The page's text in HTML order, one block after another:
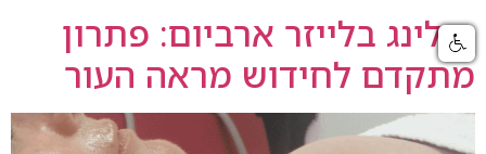
פילינג בלייזר ארביום: פתרון
מתקדם לחידוש מראה העור